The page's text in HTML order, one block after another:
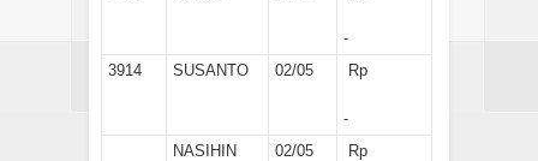
-
3914
SUSANTO 02/05 Rp
-
NASIHIN
02/05
Rp